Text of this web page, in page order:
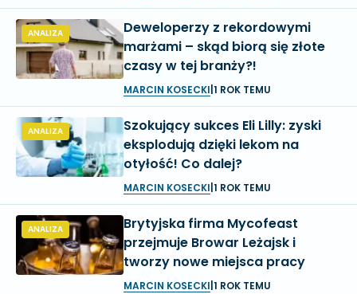
ANALIZA
Deweloperzy z rekordowymi
marżami – skąd biorą się złote
czasy w tej branży?!
MARCIN KOSECKI 1 ROK TEMU
ANALIZA
Szokujący sukces Eli Lilly: zyski
eksplodują dzięki lekom na
otyłość! Co dalej?
MARCIN KOSECKI 1 ROK TEMU
ANALIZA
Brytyjska firma Mycofeast
przejmuje Browar Leżajsk i
tworzy nowe miejsca pracy
MARCIN KOSECKI 1 ROK TEMU